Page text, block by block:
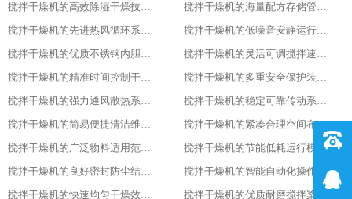
搅拌干燥机的高效除湿干燥技术应用
搅拌干燥机的海量配方存储管理能力
搅拌干燥机的先进热风循环系统设计
搅拌干燥机的低噪音安静运行表现特色
搅拌干燥机的优质不锈钢内胆材质优势
搅拌干燥机的灵活可调搅拌速度功能
搅拌干燥机的精准时间控制干燥策略
搅拌干燥机的多重安全保护装置配置
搅拌干燥机的强力通风散热系统功能
搅拌干燥机的稳定可靠传动系统性能
搅拌干燥机的简易便捷清洁维护方式
搅拌干燥机的紧凑合理空间布局设计
搅拌干燥机的广泛物料适用范围表现
搅拌干燥机的节能低耗运行模式特点
搅拌干燥机的良好密封防尘结构设计
搅拌干燥机的智能自动化操作流程设计
搅拌干燥机的快速均匀干燥效果呈现